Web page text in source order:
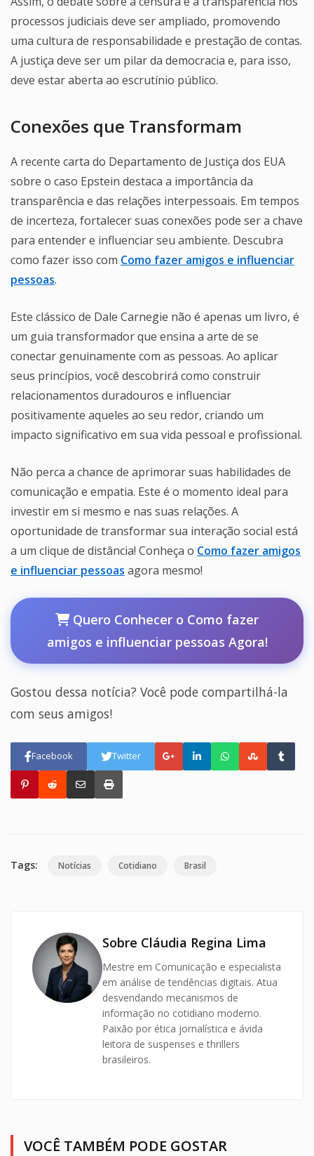
processos judiciais deve ser ampliado, promovendo
uma cultura de responsabilidade e prestação de contas.
A justiça deve ser um pilar da democracia e, para isso,
deve estar aberta ao escrutínio público.
Conexões que Transformam
A recente carta do Departamento de Justiça dos EUA
sobre o caso Epstein destaca a importância da
transparência e das relações interpessoais. Em tempos
de incerteza, fortalecer suas conexões pode ser a chave
para entender e influenciar seu ambiente. Descubra
como fazer isso com Como fazer amigos e influenciar
pessoas.
Este clássico de Dale Carnegie não é apenas um livro, é
um guia transformador que ensina a arte de se
conectar genuinamente com as pessoas. Ao aplicar
seus princípios, você descobrirá como construir
relacionamentos duradouros e influenciar
positivamente aqueles ao seu redor, criando um
impacto significativo em sua vida pessoal e profissional.
Não perca a chance de aprimorar suas habilidades de
comunicação e empatia. Este é o momento ideal para
investir em si mesmo e nas suas relações. A
oportunidade de transformar sua interação social está
a um clique de distância! Conheça o Como fazer amigos
e influenciar pessoas agora mesmo!
Quero Conhecer o Como fazer
amigos e influenciar pessoas Agora!
Gostou dessa notícia? Você pode compartilhá-la
com seus amigos!
Facebook Twitter
Tags: Notícias Cotidiano Brasil
Sobre Cláudia Regina Lima
Mestre em Comunicação e especialista
em análise de tendências digitais. Atua
desvendando mecanismos de
informação no cotidiano moderno.
Paixão por ética jornalística e ávida
leitora de suspenses e thrillers
brasileiros.
VOCÊ TAMBÉM PODE GOSTAR